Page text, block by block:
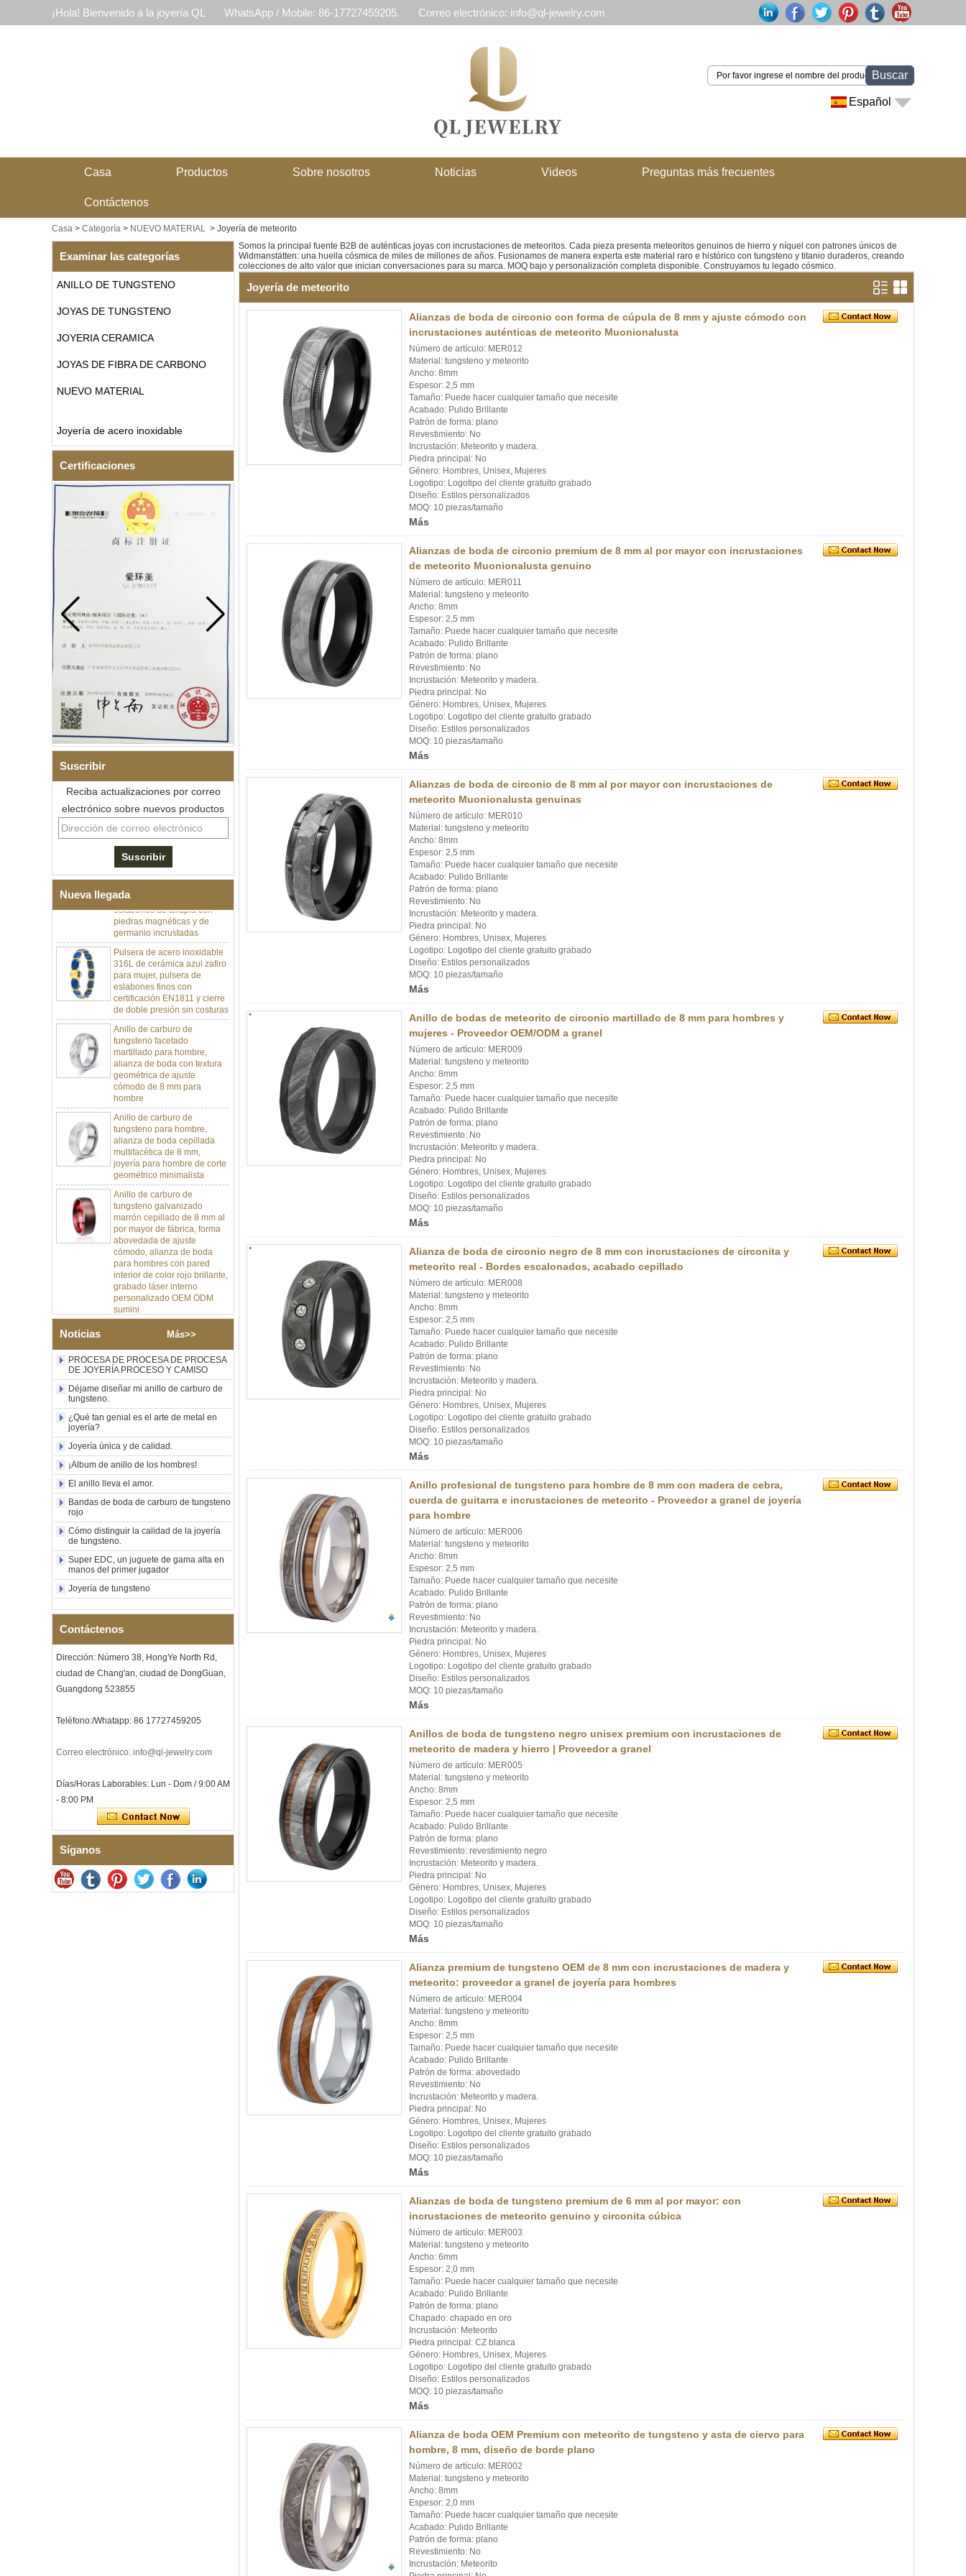
¡Hola! Bienvenido a la joyería QL WhatsApp / Mobile: 86-17727459205. Correo electrónico: info@ql-jewelry.com
Buscar
Español
Casa Productos Sobre nosotros Noticias Videos Preguntas más frecuentes
Contáctenos
Casa > Categoría > NUEVO MATERIAL > Joyería de meteorito
Examinar las categorías
ANILLO DE TUNGSTENO
JOYAS DE TUNGSTENO
JOYERIA CERAMICA
JOYAS DE FIBRA DE CARBONO
NUEVO MATERIAL
Joyería de acero inoxidable
Certificaciones
Suscribir
Reciba actualizaciones por correo
electrónico sobre nuevos productos
Nueva llegada
Pulsera de eslabones I de
acero inoxidable 304 de
cerámica con circonita negra
desplegable de doble
eslabones de terapia con
piedras magnéticas y de
germanio incrustadas
Pulsera de acero inoxidable
316L de cerámica azul zafiro
para mujer, pulsera de
eslabones finos con
certificación EN1811 y cierre
de doble presión sin costuras
Anillo de carburo de
tungsteno facetado
martillado para hombre,
alianza de boda con textura
geométrica de ajuste
cómodo de 8 mm para
hombre
Anillo de carburo de
tungsteno para hombre,
alianza de boda cepillada
multifacética de 8 mm,
joyería para hombre de corte
geométrico minimalista
Anillo de carburo de
tungsteno galvanizado
marrón cepillado de 8 mm al
por mayor de fábrica, forma
abovedada de ajuste
cómodo, alianza de boda
para hombres con pared
interior de color rojo brillante,
grabado láser interno
personalizado OEM ODM
sumini
Anillo de carburo de
tungsteno de plata pulida de
fábrica, incrustación central
de ópalo azul triturado con
tira de malaquita sintética,
alianza de boda para
interno personalizado OEM
ODM suministro a granel
Anillo de carburo de
tungsteno con sello
cuadrado pulido negro al por
mayor de fábrica,
incrustación de madera con
patrón de cruz de concha de
religiosa para hombres
Grabado interior
personalizado OEM ODM
suministro a gr
Anillo de carburo de
tungsteno electrochapado en
oro rosa de 8 mm al por
mayor de fábrica, cuerda de
de ópalo triturado Alianza de
boda para hombres con
temática musical, grabado
láser interno personalizado
OEM ODM sumi
cerámica con circonita negra
empuje 316L, pulsera de
piedras magnéticas y de
Pulsera de acero inoxidable
316L de cerámica azul zafiro
para mujer, pulsera de
de doble presión sin costuras
Anillo de carburo de
Noticias Más>>
PROCESA DE PROCESA DE PROCESA
DE JOYERÍA PROCESO Y CAMISO
Déjame diseñar mi anillo de carburo de
tungsteno.
¿Qué tan genial es el arte de metal en
joyería?
Joyería única y de calidad.
¡Álbum de anillo de los hombres!
El anillo lleva el amor.
Bandas de boda de carburo de tungsteno
rojo
Cómo distinguir la calidad de la joyería
de tungsteno.
Super EDC, un juguete de gama alta en
manos del primer jugador
Joyería de tungsteno
Contáctenos
Dirección: Número 38, HongYe North Rd,
ciudad de Chang'an, ciudad de DongGuan,
Guangdong 523855
Teléfono:/Whatapp: 86 17727459205
Correo electrónico: info@ql-jewelry.com
Días/Horas Laborables: Lun - Dom / 9:00 AM
- 8:00 PM
Síganos
Somos la principal fuente B2B de auténticas joyas con incrustaciones de meteoritos. Cada pieza presenta meteoritos genuinos de hierro y níquel con patrones únicos de
Widmanstätten: una huella cósmica de miles de millones de años. Fusionamos de manera experta este material raro e histórico con tungsteno y titanio duraderos, creando
colecciones de alto valor que inician conversaciones para su marca. MOQ bajo y personalización completa disponible. Construyamos tu legado cósmico.
Joyería de meteorito
Alianzas de boda de circonio con forma de cúpula de 8 mm y ajuste cómodo con
incrustaciones auténticas de meteorito Muonionalusta
Número de artículo: MER012
Material: tungsteno y meteorito
Ancho: 8mm
Espesor: 2,5 mm
Tamaño: Puede hacer cualquier tamaño que necesite
Acabado: Pulido Brillante
Patrón de forma: plano
Revestimiento: No
Incrustación: Meteorito y madera.
Piedra principal: No
Género: Hombres, Unisex, Mujeres
Logotipo: Logotipo del cliente gratuito grabado
Diseño: Estilos personalizados
MOQ: 10 piezas/tamaño
Más
Alianzas de boda de circonio premium de 8 mm al por mayor con incrustaciones
de meteorito Muonionalusta genuino
Número de artículo: MER011
Material: tungsteno y meteorito
Ancho: 8mm
Espesor: 2,5 mm
Tamaño: Puede hacer cualquier tamaño que necesite
Acabado: Pulido Brillante
Patrón de forma: plano
Revestimiento: No
Incrustación: Meteorito y madera.
Piedra principal: No
Género: Hombres, Unisex, Mujeres
Logotipo: Logotipo del cliente gratuito grabado
Diseño: Estilos personalizados
MOQ: 10 piezas/tamaño
Más
Alianzas de boda de circonio de 8 mm al por mayor con incrustaciones de
meteorito Muonionalusta genuinas
Número de artículo: MER010
Material: tungsteno y meteorito
Ancho: 8mm
Espesor: 2,5 mm
Tamaño: Puede hacer cualquier tamaño que necesite
Acabado: Pulido Brillante
Patrón de forma: plano
Revestimiento: No
Incrustación: Meteorito y madera.
Piedra principal: No
Género: Hombres, Unisex, Mujeres
Logotipo: Logotipo del cliente gratuito grabado
Diseño: Estilos personalizados
MOQ: 10 piezas/tamaño
Más
Anillo de bodas de meteorito de circonio martillado de 8 mm para hombres y
mujeres - Proveedor OEM/ODM a granel
Número de artículo: MER009
Material: tungsteno y meteorito
Ancho: 8mm
Espesor: 2,5 mm
Tamaño: Puede hacer cualquier tamaño que necesite
Acabado: Pulido Brillante
Patrón de forma: plano
Revestimiento: No
Incrustación: Meteorito y madera.
Piedra principal: No
Género: Hombres, Unisex, Mujeres
Logotipo: Logotipo del cliente gratuito grabado
Diseño: Estilos personalizados
MOQ: 10 piezas/tamaño
Más
Alianza de boda de circonio negro de 8 mm con incrustaciones de circonita y
meteorito real - Bordes escalonados, acabado cepillado
Número de artículo: MER008
Material: tungsteno y meteorito
Ancho: 8mm
Espesor: 2,5 mm
Tamaño: Puede hacer cualquier tamaño que necesite
Acabado: Pulido Brillante
Patrón de forma: plano
Revestimiento: No
Incrustación: Meteorito y madera.
Piedra principal: No
Género: Hombres, Unisex, Mujeres
Logotipo: Logotipo del cliente gratuito grabado
Diseño: Estilos personalizados
MOQ: 10 piezas/tamaño
Más
Anillo profesional de tungsteno para hombre de 8 mm con madera de cebra,
cuerda de guitarra e incrustaciones de meteorito - Proveedor a granel de joyería
para hombre
Número de artículo: MER006
Material: tungsteno y meteorito
Ancho: 8mm
Espesor: 2,5 mm
Tamaño: Puede hacer cualquier tamaño que necesite
Acabado: Pulido Brillante
Patrón de forma: plano
Revestimiento: No
Incrustación: Meteorito y madera.
Piedra principal: No
Género: Hombres, Unisex, Mujeres
Logotipo: Logotipo del cliente gratuito grabado
Diseño: Estilos personalizados
MOQ: 10 piezas/tamaño
Más
Anillos de boda de tungsteno negro unisex premium con incrustaciones de
meteorito de madera y hierro | Proveedor a granel
Número de artículo: MER005
Material: tungsteno y meteorito
Ancho: 8mm
Espesor: 2,5 mm
Tamaño: Puede hacer cualquier tamaño que necesite
Acabado: Pulido Brillante
Patrón de forma: plano
Revestimiento: revestimiento negro
Incrustación: Meteorito y madera.
Piedra principal: No
Género: Hombres, Unisex, Mujeres
Logotipo: Logotipo del cliente gratuito grabado
Diseño: Estilos personalizados
MOQ: 10 piezas/tamaño
Más
Alianza premium de tungsteno OEM de 8 mm con incrustaciones de madera y
meteorito: proveedor a granel de joyería para hombres
Número de artículo: MER004
Material: tungsteno y meteorito
Ancho: 8mm
Espesor: 2,5 mm
Tamaño: Puede hacer cualquier tamaño que necesite
Acabado: Pulido Brillante
Patrón de forma: abovedado
Revestimiento: No
Incrustación: Meteorito y madera.
Piedra principal: No
Género: Hombres, Unisex, Mujeres
Logotipo: Logotipo del cliente gratuito grabado
Diseño: Estilos personalizados
MOQ: 10 piezas/tamaño
Más
Alianzas de boda de tungsteno premium de 6 mm al por mayor: con
incrustaciones de meteorito genuino y circonita cúbica
Número de artículo: MER003
Material: tungsteno y meteorito
Ancho: 6mm
Espesor: 2,0 mm
Tamaño: Puede hacer cualquier tamaño que necesite
Acabado: Pulido Brillante
Patrón de forma: plano
Chapado: chapado en oro
Incrustación: Meteorito
Piedra principal: CZ blanca
Género: Hombres, Unisex, Mujeres
Logotipo: Logotipo del cliente gratuito grabado
Diseño: Estilos personalizados
MOQ: 10 piezas/tamaño
Más
Alianza de boda OEM Premium con meteorito de tungsteno y asta de ciervo para
hombre, 8 mm, diseño de borde plano
Número de artículo: MER002
Material: tungsteno y meteorito
Ancho: 8mm
Espesor: 2,0 mm
Tamaño: Puede hacer cualquier tamaño que necesite
Acabado: Pulido Brillante
Patrón de forma: plano
Revestimiento: No
Incrustación: Meteorito